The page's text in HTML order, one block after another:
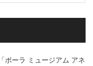
ポーラ ミュージアム アネ